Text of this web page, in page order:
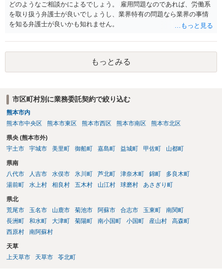
どのようなご相談かによるでしょう。 雇用問題なのであれば、労働系
を取り扱う弁護士が良いでしょうし、業界特有の問題なら業界の事情
を知る弁護士が良いかも知れません。
もっとみる
市区町村別に業務委託契約で絞り込む
熊本市内
熊本市中央区
熊本市東区 熊本市西区 熊本市南区 熊本市北区
県央 (熊本市外)
宇土市
宇城市 美里町 御船町 嘉島町 益城町 甲佐町 山都町
県南
八代市
人吉市 水俣市 氷川町 芦北町 津奈木町 錦町
多良木町
湯前町
水上村 相良村 五木村 山江村 球磨村 あさぎり町
県北
荒尾市
玉名市 山鹿市 菊池市 阿蘇市 合志市 玉東町
南関町
長洲町
和水町 大津町 菊陽町 南小国町 小国町 産山村
高森町
西原村
南阿蘇村
天草
上天草市
天草市 苓北町